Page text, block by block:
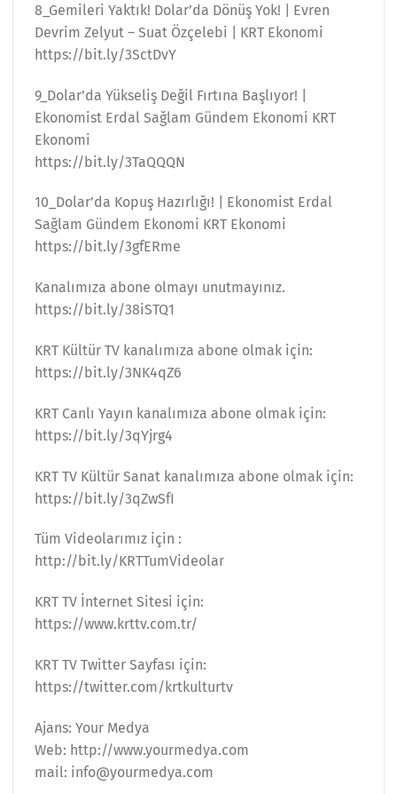
8_Gemileri Yaktık! Dolar’da Dönüş Yok! | Evren
Devrim Zelyut – Suat Özçelebi | KRT Ekonomi
https://bit.ly/3SctDvY
9_Dolar’da Yükseliş Değil Fırtına Başlıyor! |
Ekonomist Erdal Sağlam Gündem Ekonomi KRT
Ekonomi
https://bit.ly/3TaQQQN
10_Dolar’da Kopuş Hazırlığı! | Ekonomist Erdal
Sağlam Gündem Ekonomi KRT Ekonomi
https://bit.ly/3gfERme
Kanalımıza abone olmayı unutmayınız.
https://bit.ly/38iSTQ1
KRT Kültür TV kanalımıza abone olmak için:
https://bit.ly/3NK4qZ6
KRT Canlı Yayın kanalımıza abone olmak için:
https://bit.ly/3qYjrg4
KRT TV Kültür Sanat kanalımıza abone olmak için:
https://bit.ly/3qZwSfI
Tüm Videolarımız için :
http://bit.ly/KRTTumVideolar
KRT TV İnternet Sitesi için:
https://www.krttv.com.tr/
KRT TV Twitter Sayfası için:
https://twitter.com/krtkulturtv
Ajans: Your Medya
Web: http://www.yourmedya.com
mail: info@yourmedya.com